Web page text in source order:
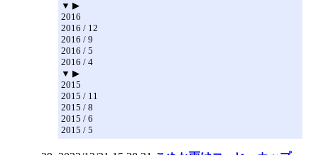
▼ ▶
2016
2016 / 12
2016 / 9
2016 / 5
2016 / 4
▼ ▶
2015
2015 / 11
2015 / 8
2015 / 6
2015 / 5